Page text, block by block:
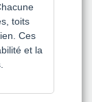
toits
Ces
et la